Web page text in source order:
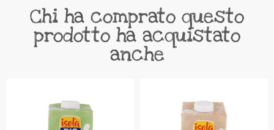
Chi ha comprato questo
prodotto ha acquistato
anche